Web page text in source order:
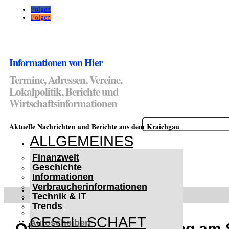
Folgen
Folgen
Informationen von Hier
Termine, Adressen, Vereine,
Lokalpolitik, Berichte und
Wirtschaftsinformationen
Suchen
nach:
Aktuelle Nachrichten und Berichte aus dem Kraichgau
ALLGEMEINES
Finanzwelt
Geschichte
Informationen
Verbraucherinformationen
Technik & IT
Trends
GESELLSCHAFT
WETTERWARNUNGEN
WINTER IM KRAICHGAU
Lifehacks für vereiste
Autoscheiben